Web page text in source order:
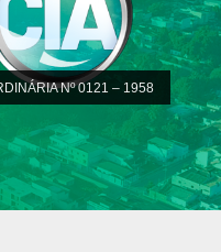
Nº 0121 – 1958